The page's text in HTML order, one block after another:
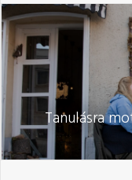
Tanulásra